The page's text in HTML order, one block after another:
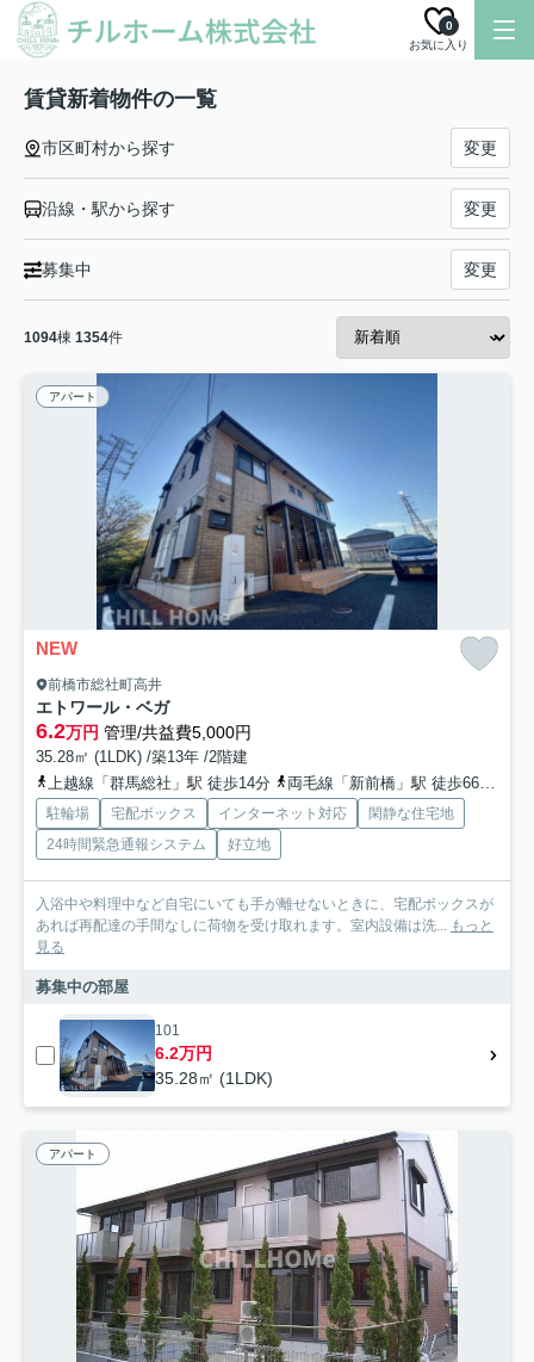
お気に入り
0
賃貸新着物件の一覧
市区町村から探す 変更
沿線・駅から探す 変更
募集中 変更
1094棟 1354件
アパート
NEW
前橋市総社町高井
エトワール・ベガ
6.2万円 管理/共益費5,000円
35.28㎡ (1LDK) /築13年 /2階建
上越線「群馬総社」駅 徒歩14分
両毛線「新前橋」駅 徒歩66分
駐輪場 宅配ボックス インターネット対応
閑静な住宅地
24時間緊急通報システム
好立地
入浴中や料理中など自宅にいても手が離せないときに、宅配ボックスが
あれば再配達の手間なしに荷物を受け取れます。室内設備は洗... もっと
見る
募集中の部屋
101
6.2万円
35.28㎡ (1LDK)
アパート